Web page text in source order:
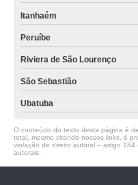
Itanhaém
Peruíbe
Riviera de São Lourenço
São Sebastião
Ubatuba
O conteúdo do texto desta página é
total, mesmo citando nossos links, é
violação de direito autoral – artigo 184
autorais